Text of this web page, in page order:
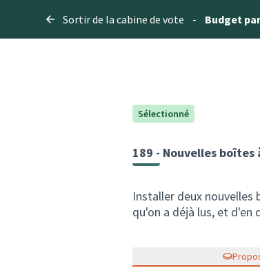
Sortir de la cabine de vote - Budget
Sélectionné
189 - Nouvelles boîtes
Installer deux nouvelles
qu'on a déjà lus, et d'en